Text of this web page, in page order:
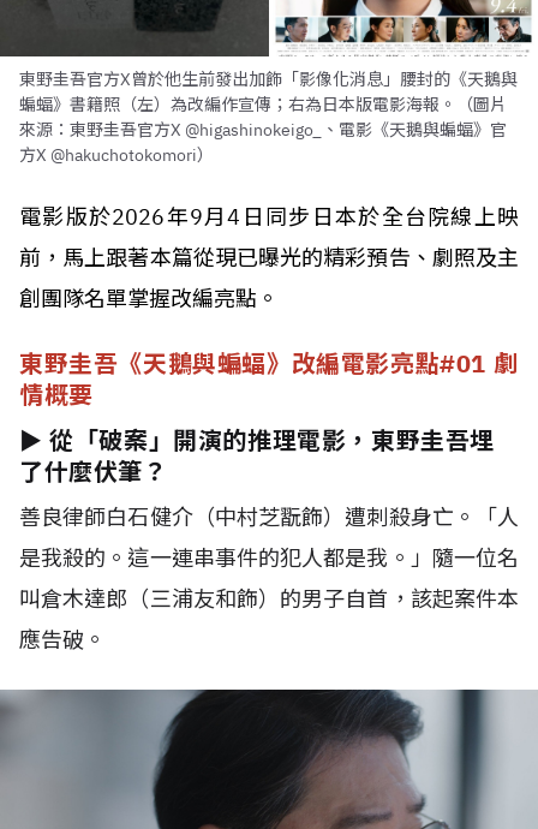
東野圭吾官方X曾於他生前發出加飾「影像化消息」腰封的《天鵝與
蝙蝠》書籍照（左）為改編作宣傳；右為日本版電影海報。（圖片
來源：東野圭吾官方X @higashinokeigo_、電影《天鵝與蝙蝠》官
方X @hakuchotokomori）
電影版於2026年9月4日同步日本於全台院線上映
前，馬上跟著本篇從現已曝光的精彩預告、劇照及主
創團隊名單掌握改編亮點。
東野圭吾《天鵝與蝙蝠》改編電影亮點#01 劇
情概要
► 從「破案」開演的推理電影，東野圭吾埋
了什麼伏筆？
善良律師白石健介（中村芝翫飾）遭刺殺身亡。「人
是我殺的。這一連串事件的犯人都是我。」隨一位名
叫倉木達郎（三浦友和飾）的男子自首，該起案件本
應告破。